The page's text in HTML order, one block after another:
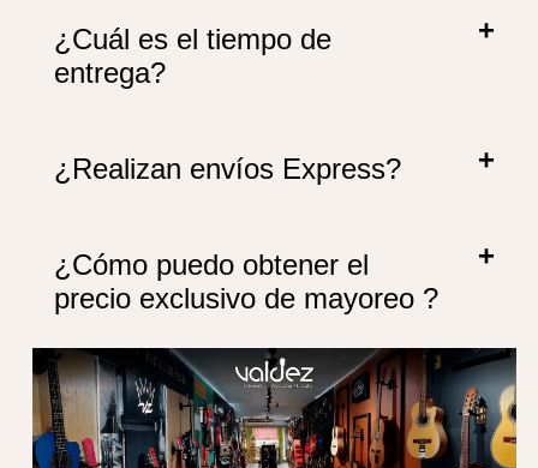
¿Cuál es el tiempo de
entrega?
¿Realizan envíos Express?
¿Cómo puedo obtener el
precio exclusivo de mayoreo ?